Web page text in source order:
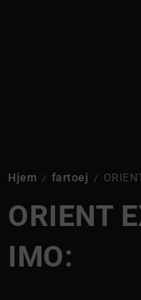
Hjem / fartoej /
ORIENT
IMO: